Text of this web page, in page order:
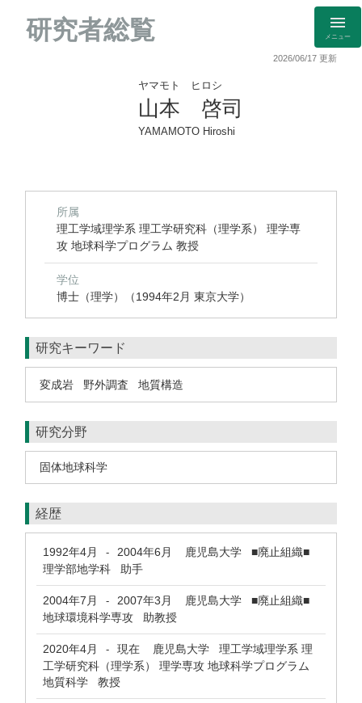
研究者総覧 メニュー
2026/06/17 更新
ヤマモト ヒロシ
山本 啓司
YAMAMOTO Hiroshi
所属
理工学域理学系 理工学研究科（理学系） 理学専
攻 地球科学プログラム 教授
学位
博士（理学）（1994年2月 東京大学）
研究キーワード
変成岩 野外調査 地質構造
研究分野
固体地球科学
経歴
1992年4月 - 2004年6月
鹿児島大学 ■廃止組織■
理学部地学科 助手
2004年7月 - 2007年3月
鹿児島大学 ■廃止組織■
地球環境科学専攻 助教授
2020年4月 - 現在 鹿児島大学 理工学域理学系 理
工学研究科（理学系） 理学専攻 地球科学プログラム
地質科学 教授